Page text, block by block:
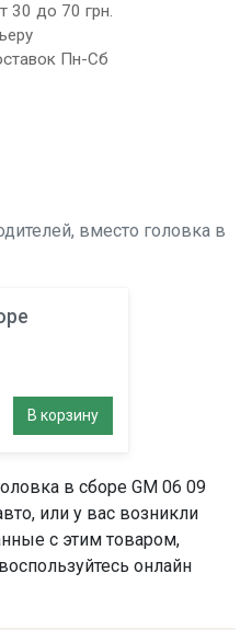
30 до 70 грн.
Пн-Сб
вместо головка в
В корзину
в сборе GM 06 09
или у вас возникли
с этим товаром,
онлайн